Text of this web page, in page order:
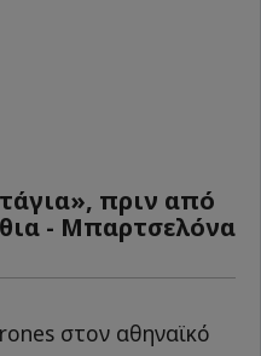
πριν από
- Μπαρτσελόνα